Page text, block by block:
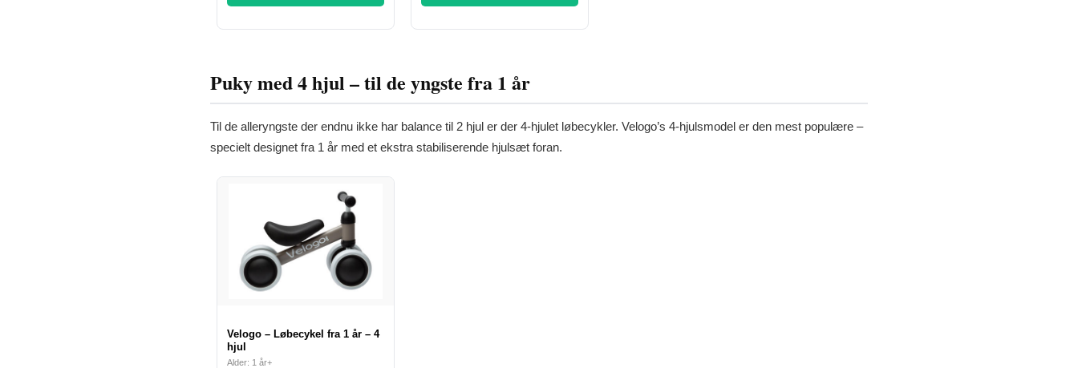
Puky med 4 hjul – til de yngste fra 1 år
Til de alleryngste der endnu ikke har balance til 2 hjul er der 4-hjulet løbecykler. Velogo’s 4-hjulsmodel er den mest populære –
specielt designet fra 1 år med et ekstra stabiliserende hjulsæt foran.
Velogo – Løbecykel fra 1 år – 4
hjul
Alder: 1 år+